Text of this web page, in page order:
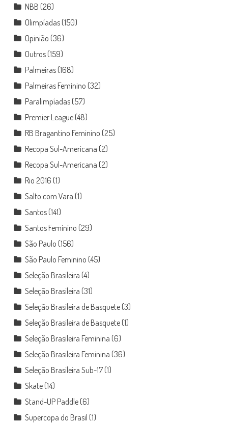
NBB (26)
Olimpíadas(150)
Opinião (36)
Outros(159)
Palmeiras(168)
Palmeiras Feminino (32)
Paralimpíadas(57)
Premier League(48)
RB Bragantino Feminino (25)
Recopa Sul-Americana (2)
Recopa Sul-Americana (2)
Rio 2016 (1)
Salto com Vara (1)
Santos(141)
Santos Feminino (29)
São Paulo (156)
São Paulo Feminino (45)
Seleção Brasileira (4)
Seleção Brasileira (31)
Seleção Brasileira de Basquete(3)
Seleção Brasileira de Basquete(1)
Seleção Brasileira Feminina (6)
Seleção Brasileira Feminina (36)
Seleção Brasileira Sub-17(1)
Skate(14)
Stand-UP Paddle(6)
Supercopa do Brasil (1)